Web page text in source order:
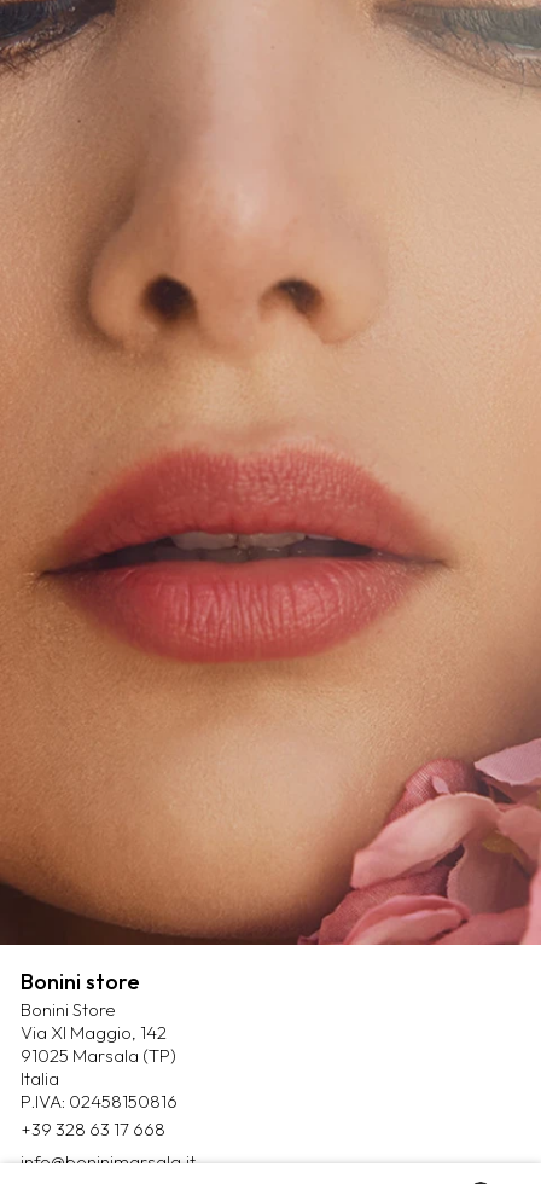
Bonini store
Bonini Store
Via XI Maggio, 142
91025 Marsala (TP)
Italia
P.IVA: 02458150816
+39 328 63 17 668
info@boninimarsala.it